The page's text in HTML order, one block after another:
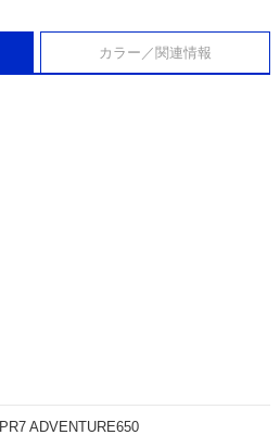
カラー／関連情報
PR7 ADVENTURE650